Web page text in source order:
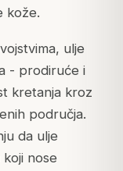
kože.
ulje
- prodiruće i
kretanja kroz
područja.
da ulje
nose